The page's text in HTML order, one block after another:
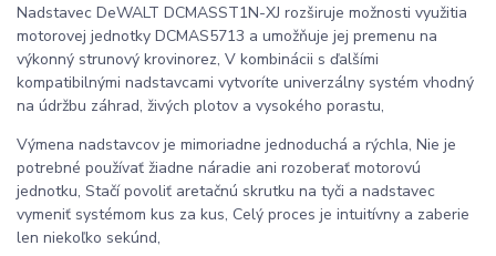
Nadstavec DeWALT DCMASST1N-XJ rozširuje možnosti využitia
motorovej jednotky DCMAS5713 a umožňuje jej premenu na
výkonný strunový krovinorez, V kombinácii s ďalšími
kompatibilnými nadstavcami vytvoríte univerzálny systém vhodný
na údržbu záhrad, živých plotov a vysokého porastu,
Výmena nadstavcov je mimoriadne jednoduchá a rýchla, Nie je
potrebné používať žiadne náradie ani rozoberať motorovú
jednotku, Stačí povoliť aretačnú skrutku na tyči a nadstavec
vymeniť systémom kus za kus, Celý proces je intuitívny a zaberie
len niekoľko sekúnd,